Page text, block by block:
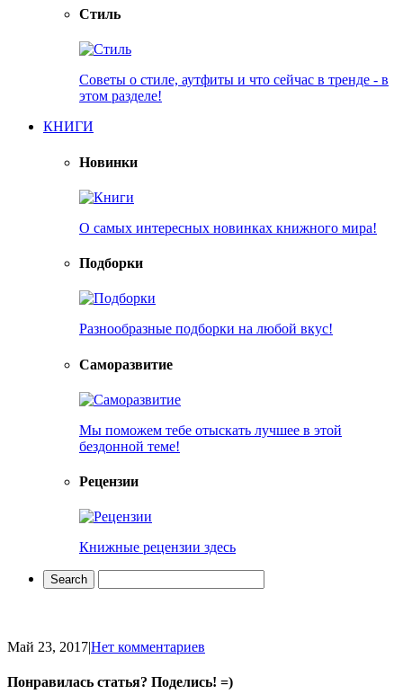
Стиль
Советы о стиле, аутфиты и что сейчас в тренде - в
этом разделе!
КНИГИ
Новинки
О самых интересных новинках книжного мира!
Подборки
Разнообразные подборки на любой вкус!
Саморазвитие
Мы поможем тебе отыскать лучшее в этой
бездонной теме!
Рецензии
Книжные рецензии здесь
Май 23, 2017|Нет комментариев
Понравилась статья? Поделись! =)